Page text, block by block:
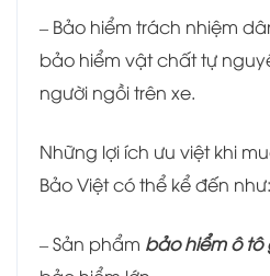
– Bảo hiểm trách nhiệm
bảo hiểm vật chất tự
người ngồi trên xe.
Những lợi ích ưu việt khi
Bảo Việt có thể kể đến như:
– Sản phẩm bảo hiểm ô tô